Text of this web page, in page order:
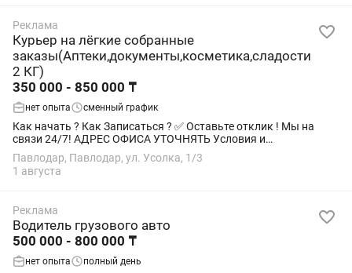
Реклама
Курьер на лёгкие собранные
заказы(Аптеки,документы,косметика,сладости
2 КГ)
350 000 - 850 000 ₸
нет опыта сменный график
Как начать ? Как Записаться ? ✅️ Оставьте отклик ! Мы на
связи 24/7! АДРЕС ОФИСА УТОЧНЯТЬ Условия и
преимущества : 1️⃣Гибкий график. 2️⃣Ежедневные акции и
бонусы. 3️⃣Еженедельная выплата/...
Павлодар, Павлодар, ул. Усолка, 1/3
1 августа
Реклама
Водитель грузового авто
500 000 - 800 000 ₸
нет опыта полный день